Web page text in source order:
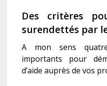
Des critères
surendettés par
A mon sens
importants pour
d’aide auprès de vos